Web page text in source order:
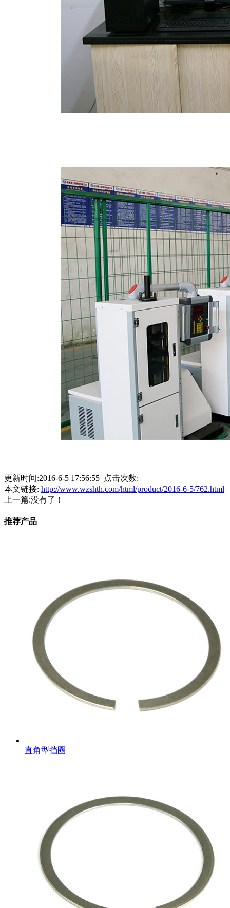
更新时间:2016-6-5 17:56:55 点击次数:
本文链接: http://www.wzshth.com/html/product/2016-6-5/762.html
上一篇:没有了！
推荐产品
直角型挡圈